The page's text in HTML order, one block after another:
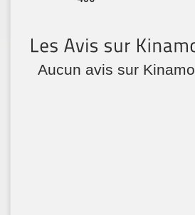
Aucun avis sur Kinamo